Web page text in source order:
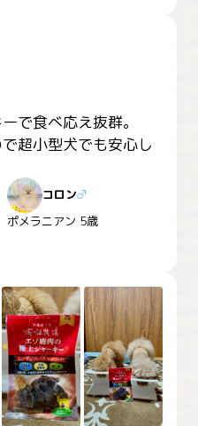
で食べ応え抜群。
超小型犬でも安心し
コロン♂
ポメラニアン 5歳